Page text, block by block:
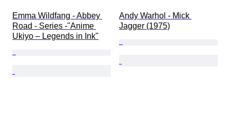
Emma Wildfang - Abbey
Road - Series -"Anime
Ukiyo – Legends in Ink"
Andy Warhol - Mick
Jagger (1975)